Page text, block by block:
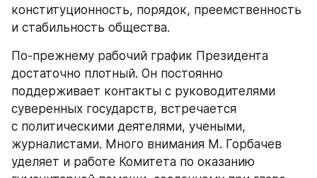
конституционность, порядок, преемственность
и стабильность общества.
По-прежнему рабочий график Президента
достаточно плотный. Он постоянно
поддерживает контакты с руководителями
суверенных государств, встречается
с политическими деятелями, учеными,
журналистами. Много внимания М. Горбачев
уделяет и работе Комитета по оказанию